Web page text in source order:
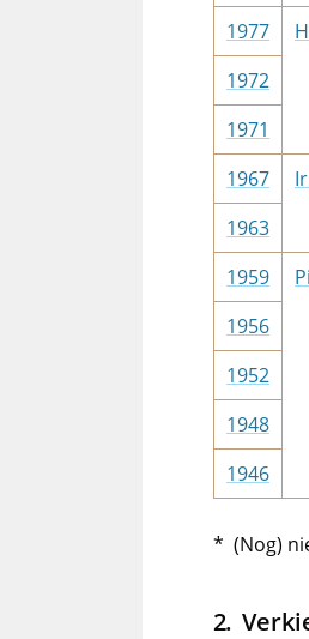
1977
1972
1971
1967
1963
1959
1956
1952
1948
1946
* (Nog)